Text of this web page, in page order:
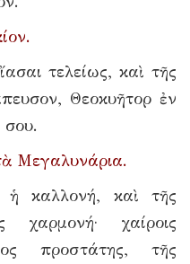
τελείως, καὶ τῆς
Θεοκυῆτορ ἐν
σου.
Μεγαλυνάρια.
καλλονή, καὶ τῆς
χαρμονή· χαίροις
προστάτης, τῆς